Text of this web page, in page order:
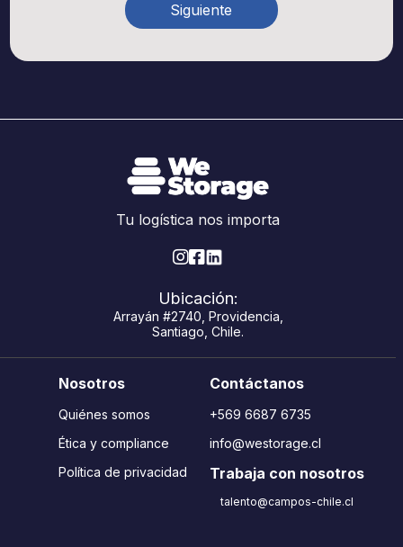
Siguiente
Tu logística nos importa

Ubicación:
Arrayán #2740, Providencia,
Santiago, Chile.
Nosotros
Quiénes somos
Ética y compliance
Política de privacidad
Contáctanos
+569 6687 6735
info@westorage.cl
Trabaja con nosotros
talento@campos-chile.cl